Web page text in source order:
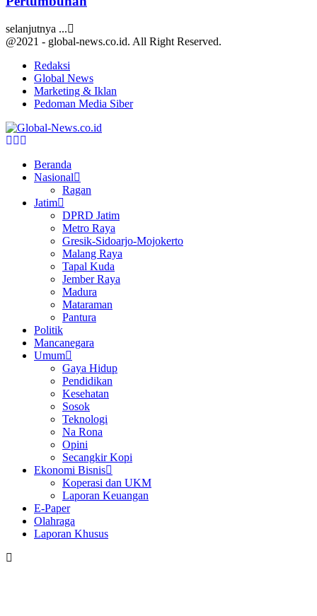
selanjutnya ...
@2021 - global-news.co.id. All Right Reserved.
Redaksi
Global News
Marketing & Iklan
Pedoman Media Siber
Facebook
Twitter
Beranda
Nasional
Ragan
Jatim
DPRD Jatim
Metro Raya
Gresik-Sidoarjo-Mojokerto
Malang Raya
Tapal Kuda
Jember Raya
Madura
Mataraman
Pantura
Politik
Mancanegara
Umum
Gaya Hidup
Pendidikan
Kesehatan
Sosok
Teknologi
Na Rona
Opini
Secangkir Kopi
Ekonomi Bisnis
Koperasi dan UKM
Laporan Keuangan
E-Paper
Olahraga
Laporan Khusus